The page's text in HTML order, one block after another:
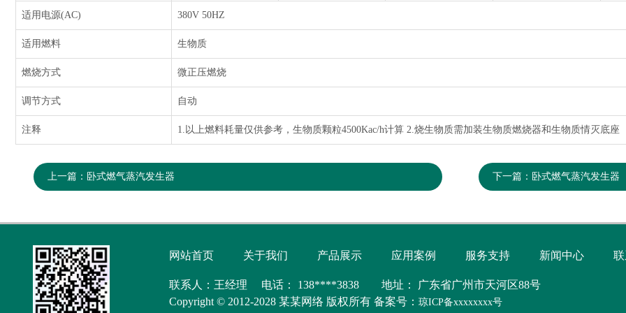
适用电源(AC) 380V 50HZ
适用燃料 生物质
燃烧方式 微正压燃烧
调节方式 自动
注释 1.以上燃料耗量仅供参考，生物质颗粒4500Kac/h计算 2.烧生物质需加装生物质燃烧器和生物质情灭底座
上一篇： 卧式燃气蒸汽发生器 下一篇： 卧式燃气蒸汽发生器
网站首页 关于我们 产品展示 应用案例 服务支持 新闻中心
联系人：王经理 电话： 138****3838 地址： 广东省广州市天河区88号
Copyright © 2012-2028 某某网络 版权所有 备案号： 琼ICP备xxxxxxxx号